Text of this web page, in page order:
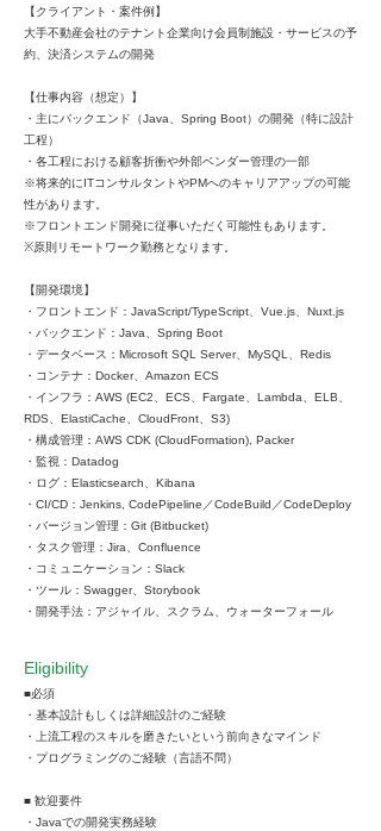
【クライアント・案件例】
大手不動産会社のテナント企業向け会員制施設・サービスの予
約、決済システムの開発
【仕事内容（想定）】
・主にバックエンド（Java、Spring Boot）の開発（特に設計
工程）
・各工程における顧客折衝や外部ベンダー管理の一部
※将来的にITコンサルタントやPMへのキャリアアップの可能
性があります。
※フロントエンド開発に従事いただく可能性もあります。
※原則リモートワーク勤務となります。
【開発環境】
・フロントエンド：JavaScript/TypeScript、Vue.js、Nuxt.js
・バックエンド：Java、Spring Boot
・データベース：Microsoft SQL Server、MySQL、Redis
・コンテナ：Docker、Amazon ECS
・インフラ：AWS (EC2、ECS、Fargate、Lambda、ELB、
RDS、ElastiCache、CloudFront、S3)
・構成管理：AWS CDK (CloudFormation), Packer
・監視：Datadog
・ログ：Elasticsearch、Kibana
・CI/CD：Jenkins, CodePipeline／CodeBuild／CodeDeploy
・バージョン管理：Git (Bitbucket)
・タスク管理：Jira、Confluence
・コミュニケーション：Slack
・ツール：Swagger、Storybook
・開発手法：アジャイル、スクラム、ウォーターフォール
Eligibility
■必須
・基本設計もしくは詳細設計のご経験
・上流工程のスキルを磨きたいという前向きなマインド
・プログラミングのご経験（言語不問）
■ 歓迎要件
・Javaでの開発実務経験